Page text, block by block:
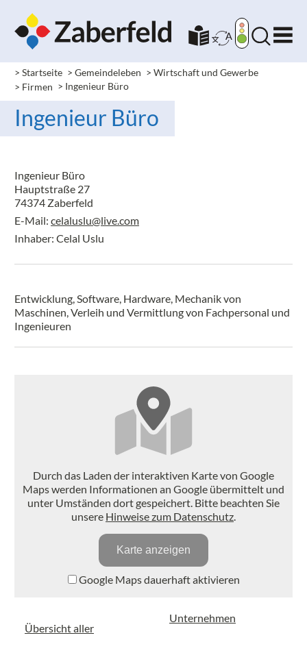
> Startseite > Gemeindeleben > Wirtschaft und Gewerbe
> Firmen > Ingenieur Büro
Ingenieur Büro
Ingenieur Büro
Hauptstraße 27
74374 Zaberfeld
E-Mail: celaluslu@live.com
Inhaber: Celal Uslu
Entwicklung, Software, Hardware, Mechanik von
Maschinen, Verleih und Vermittlung von Fachpersonal und
Ingenieuren
Durch das Laden der interaktiven Karte von Google
Maps werden Informationen an Google übermittelt und
unter Umständen dort gespeichert. Bitte beachten Sie
unsere Hinweise zum Datenschutz.
Karte anzeigen
Google Maps dauerhaft aktivieren
Übersicht aller
Unternehmen